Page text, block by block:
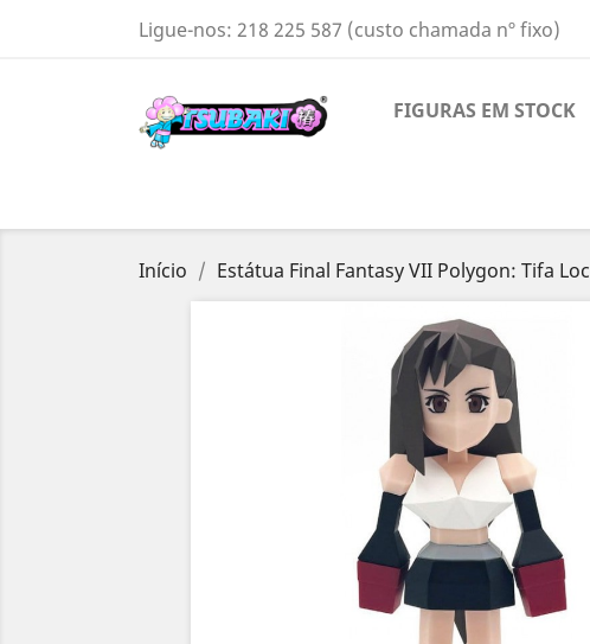
Ligue-nos: 218 225 587 (custo chamada nº fixo)
FIGURAS EM STOCK
Início Estátua Final Fantasy VII Polygon: Tifa